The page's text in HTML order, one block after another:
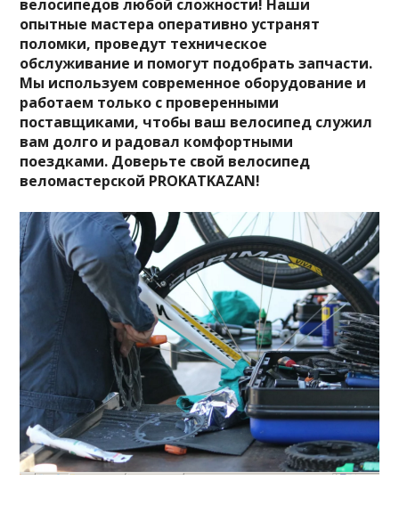
велосипедов любой сложности! Наши
опытные мастера оперативно устранят
поломки, проведут техническое
обслуживание и помогут подобрать запчасти.
Мы используем современное оборудование и
работаем только с проверенными
поставщиками, чтобы ваш велосипед служил
вам долго и радовал комфортными
поездками. Доверьте свой велосипед
веломастерской PROKATKAZAN!